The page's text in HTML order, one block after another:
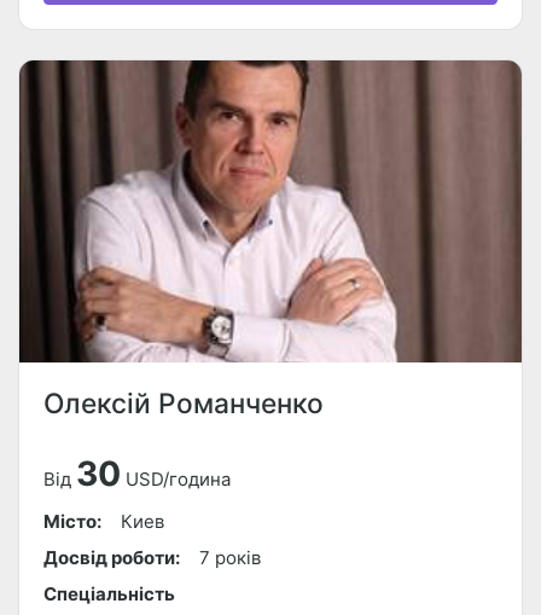
Олексій Романченко
Від 30 USD/година
Місто:
Киев
Досвід роботи:
7 років
Спеціальність